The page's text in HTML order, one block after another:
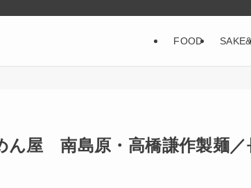
FOOD
ん屋 南島原・高橋謙作製麺／